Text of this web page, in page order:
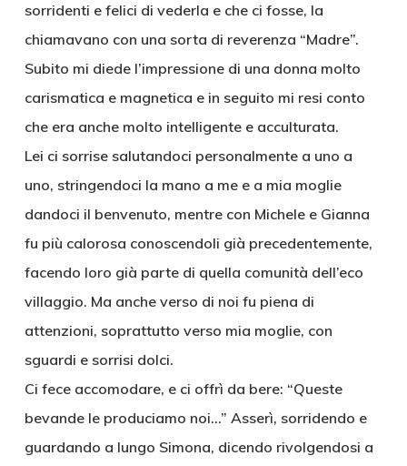
sorridenti e felici di vederla e che ci fosse, la
chiamavano con una sorta di reverenza “Madre”.
Subito mi diede l’impressione di una donna molto
carismatica e magnetica e in seguito mi resi conto
che era anche molto intelligente e acculturata.
Lei ci sorrise salutandoci personalmente a uno a
uno, stringendoci la mano a me e a mia moglie
dandoci il benvenuto, mentre con Michele e Gianna
fu più calorosa conoscendoli già precedentemente,
facendo loro già parte di quella comunità dell’eco
villaggio. Ma anche verso di noi fu piena di
attenzioni, soprattutto verso mia moglie, con
sguardi e sorrisi dolci.
Ci fece accomodare, e ci offrì da bere: “Queste
bevande le produciamo noi…” Asserì, sorridendo e
guardando a lungo Simona, dicendo rivolgendosi a